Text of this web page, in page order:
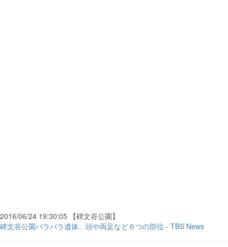
2016/06/24 19:30:05 【碑文谷公園】
碑文谷公園バラバラ遺体、頭や両足など６つの部位 - TBS News